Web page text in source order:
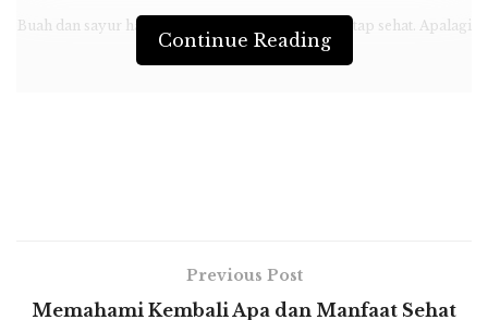
Buah dan sayur harus dicuci dengan benar agar tetap sehat. Apalagi
di kala pandemi. (artesan)
akan membuat kita nyaman.
Continue Reading
Previous Post
Memahami Kembali Apa dan Manfaat Sehat